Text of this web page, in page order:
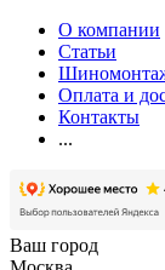
О компании
Статьи
Оплата и
Контакты
...
Ваш город